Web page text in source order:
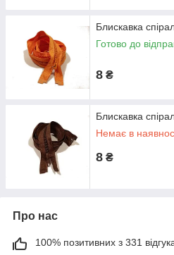
Блискавка
Готово до
8 ₴
Блискавка
Немає в
8 ₴
Про нас
100% позитивних з 331